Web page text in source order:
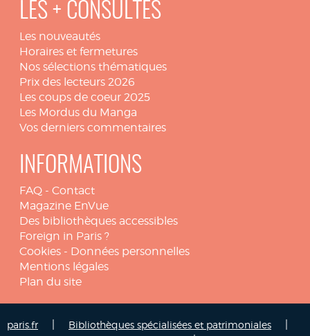
LES + CONSULTÉS
Les nouveautés
Horaires et fermetures
Nos sélections thématiques
Prix des lecteurs 2026
Les coups de coeur 2025
Les Mordus du Manga
Vos derniers commentaires
INFORMATIONS
FAQ - Contact
Magazine EnVue
Des bibliothèques accessibles
Foreign in Paris ?
Cookies - Données personnelles
Mentions légales
Plan du site
paris.fr Bibliothèques spécialisées et patrimoniales